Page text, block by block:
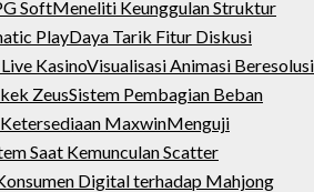
SoftMeneliti Keunggulan Struktur
PlayDaya Tarik Fitur Diskusi
KasinoVisualisasi Animasi Beresolusi
ZeusSistem Pembagian Beban
MaxwinMenguji
Saat Kemunculan Scatter
Digital terhadap Mahjong